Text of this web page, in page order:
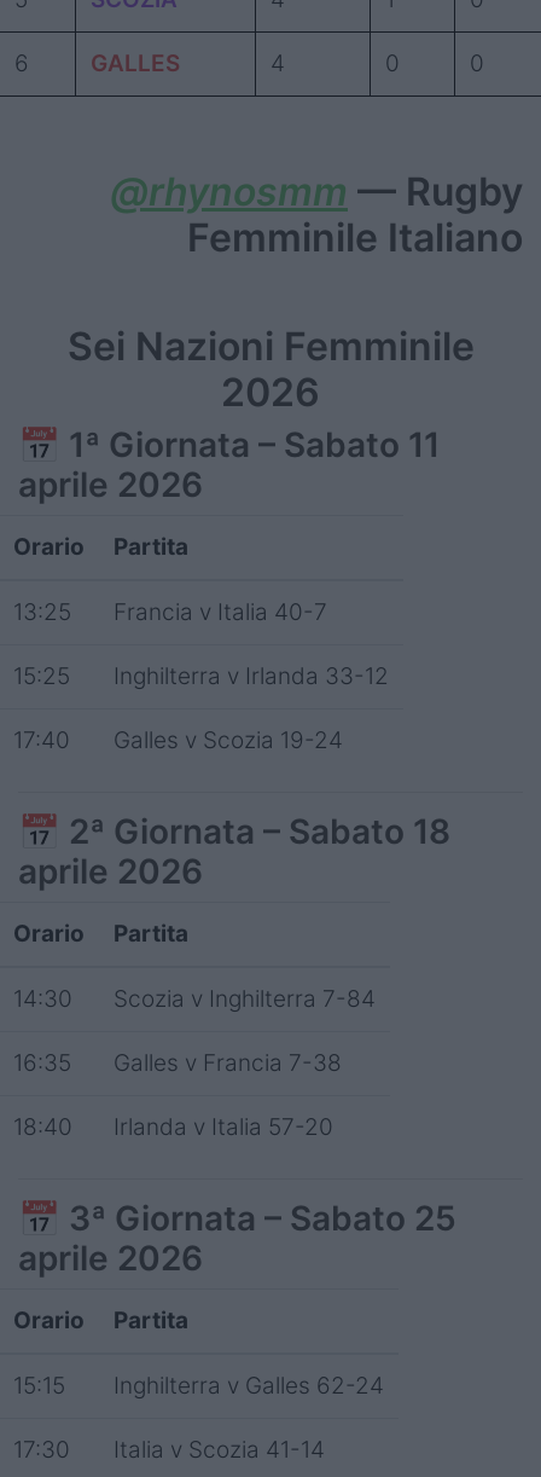
6 GALLES 4 0 0
@rhynosmm — Rugby
Femminile Italiano
Sei Nazioni Femminile
2026
📅 1ª Giornata – Sabato 11
aprile 2026
Orario Partita
13:25 Francia v Italia 40-7
15:25 Inghilterra v Irlanda 33-12
17:40 Galles v Scozia 19-24
📅 2ª Giornata – Sabato 18
aprile 2026
Orario Partita
14:30 Scozia v Inghilterra 7-84
16:35 Galles v Francia 7-38
18:40 Irlanda v Italia 57-20
📅 3ª Giornata – Sabato 25
aprile 2026
Orario Partita
15:15 Inghilterra v Galles 62-24
17:30 Italia v Scozia 41-14